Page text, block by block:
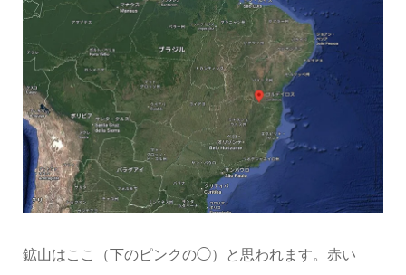
鉱山はここ（下のピンクの◯）と思われます。赤い